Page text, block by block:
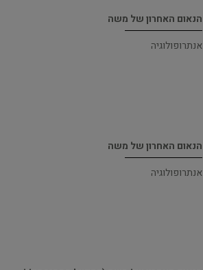
הנאום האחרון של משה
אנתרופולוגיה
הנאום האחרון של משה
אנתרופולוגיה